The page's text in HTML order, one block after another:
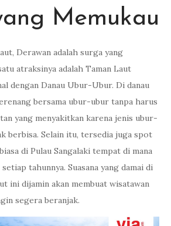
Memukau
Derawan adalah surga yang
atraksinya adalah Taman Laut
dengan Danau Ubur-Ubur. Di danau
bersama ubur-ubur tanpa harus
yang menyakitkan karena jenis ubur-
berbisa. Selain itu, tersedia juga spot
di Pulau Sangalaki tempat di mana
tahunnya. Suasana yang damai di
ini dijamin akan membuat wisatawan
segera beranjak.